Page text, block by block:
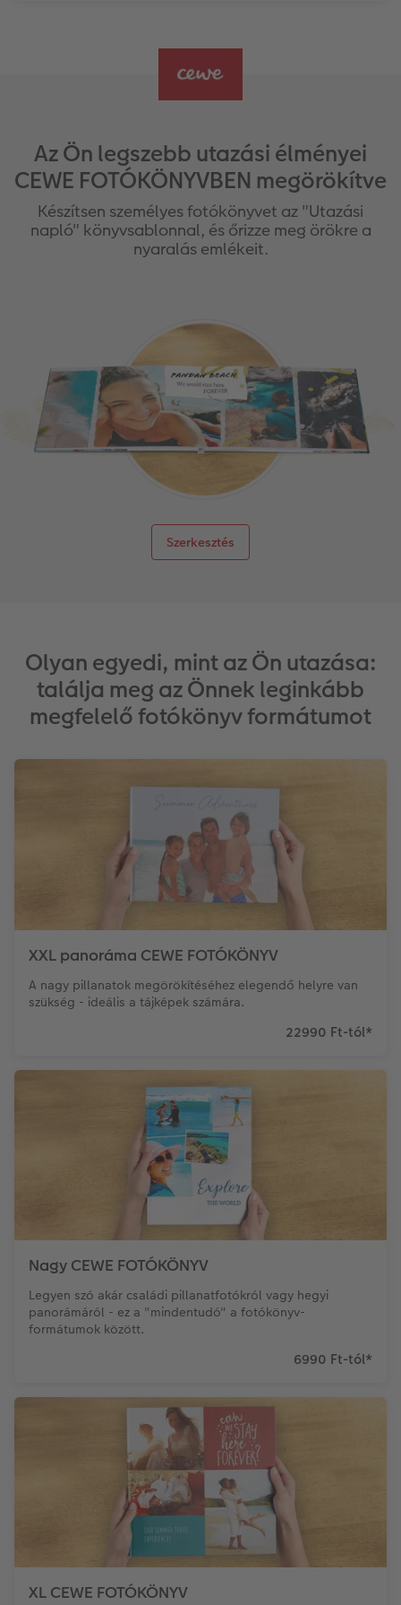
Az Ön legszebb utazási élményei
CEWE FOTÓKÖNYVBEN megörökítve
Készítsen személyes fotókönyvet az "Utazási
napló" könyvsablonnal, és őrizze meg örökre a
nyaralás emlékeit.
Szerkesztés
Olyan egyedi, mint az Ön utazása:
találja meg az Önnek leginkább
megfelelő fotókönyv formátumot
XXL panoráma CEWE FOTÓKÖNYV
A nagy pillanatok megörökítéséhez elegendő helyre van
szükség - ideális a tájképek számára.
22990 Ft-tól*
Nagy CEWE FOTÓKÖNYV
Legyen szó akár családi pillanatfotókról vagy hegyi
panorámáról - ez a "mindentudó" a fotókönyv-
formátumok között.
6990 Ft-tól*
XL CEWE FOTÓKÖNYV